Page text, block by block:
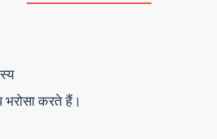
भरोसा करते हैं।